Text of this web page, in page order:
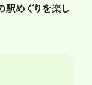
駅めぐりを楽し